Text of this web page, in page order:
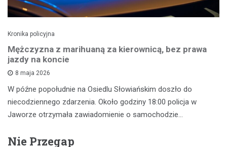
Kronika policyjna
Mężczyzna z marihuaną za kierownicą, bez prawa
jazdy na koncie
8 maja 2026
W późne popołudnie na Osiedlu Słowiańskim doszło do
niecodziennego zdarzenia. Około godziny 18:00 policja w
Jaworze otrzymała zawiadomienie o samochodzie…
Nie Przegap